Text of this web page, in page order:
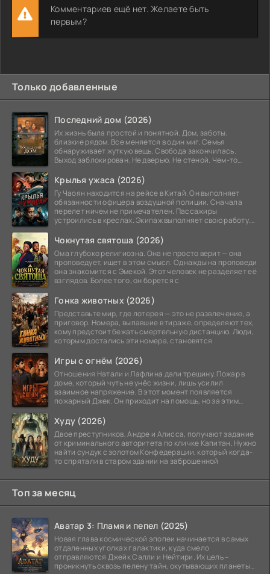
Комментариев ещё нет. Желаете быть
первым?
Только добавленные
Последний дом (2026)
Их жизнь была простой и понятной. Дом, заботы,
близкие рядом. Все меняется в один миг. Семья
обнаруживает жуткую вещь. Свобода закончилась.
Выход заблокирован. Не дверью. Не стеной. Чем-то
Крылья ужаса (2026)
Гу Чаоян находится на рейсе в Китай. Он выполняет
обязанности офицера воздушной полиции. Сначала
перелет ничем не примечателен. Пассажиры
устроились в креслах. Экипаж выполняет свою работу.
Чокнутая святоша (2026)
Ома глубоко религиозна. Она не просто верит — она
проповедует, ищет в этом смысл. Однажды на проповеди
она знакомится с Эмекой. Этот человек не разделяет её
взглядов. Более того, он борется с
Гонка животных (2026)
Представьте мир, где лотерея — это не развлечение, а
приговор. Номера, выпавшие в тираже, определяют тех,
кому предстоит бежать смертельную дистанцию. Люди,
которым достались эти номера, становятся
Игры с огнём (2026)
Отношения Натали и Лафлина дали трещину. Пожар в
доме, который чуть не унёс жизни, лишь усилил
взаимное напряжение. В этот момент появляется
пожарный Джек. Он приходит на помощь, но за этим
Худу (2026)
Двое преступников, Андре и Алисса, получают задание
от криминального авторитета по кличке Капитан. Нужно
найти сундук с золотом Конфедерации, который когда-
то спрятали в старом здании на заброшенной
Топ за месяц
Аватар 3: Пламя и пепел (2025)
Новая глава космической эпопеи начинается в самых
отдаленных уголках галактики, куда смело
отправляются Джейк Салли и Нейтири. Их цель –
проникнуть сквозь пелену тайн, окутывающих планеты